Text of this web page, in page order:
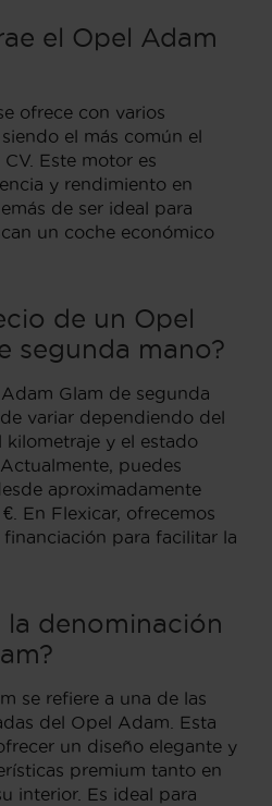
el Opel Adam
ofrece con varios
el más común el
Este motor es
y rendimiento en
de ser ideal para
un coche económico
de un Opel
segunda mano?
Glam de segunda
variar dependiendo del
kilometraje y el estado
puedes
aproximadamente
En Flexicar, ofrecemos
para facilitar la
la denominación
se refiere a una de las
del Opel Adam. Esta
un diseño elegante y
premium tanto en
interior. Es ideal para